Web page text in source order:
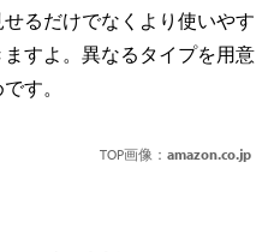
るだけでなくより使いやす
すよ。異なるタイプを用意
す。
TOP画像： amazon.co.jp